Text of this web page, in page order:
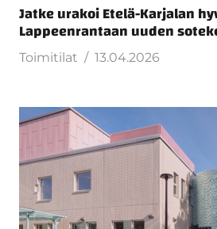
Jatke urakoi Etelä-Karjalan
Lappeenrantaan uuden
Toimitilat 13.04.2026